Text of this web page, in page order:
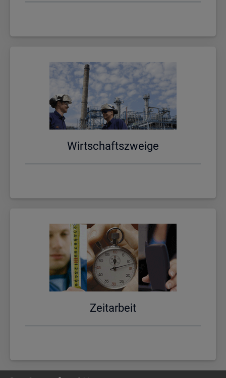
Wirt­schafts­zwei­ge
Zeit­ar­beit